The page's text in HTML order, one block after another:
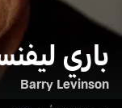
باري
Barry Levinson